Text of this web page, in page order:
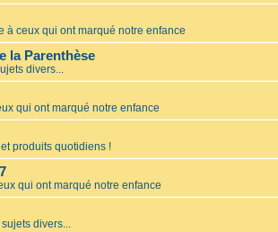
à ceux qui ont marqué notre enfance
la Parenthèse
divers...
qui ont marqué notre enfance
produits quotidiens !
qui ont marqué notre enfance
divers...